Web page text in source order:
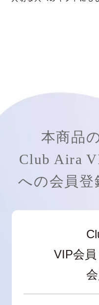
本商品
Club Aira
への会員登
VIP会